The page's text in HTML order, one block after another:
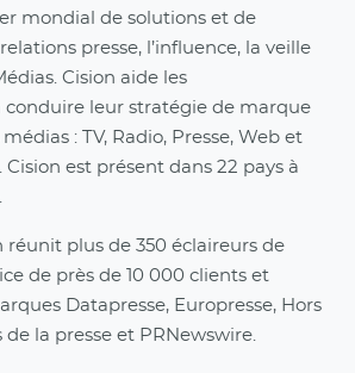
mondial de solutions et de
presse, l’influence, la veille
Cision aide les
leur stratégie de marque
: TV, Radio, Presse, Web et
Cision est présent dans 22 pays à
réunit plus de 350 éclaireurs de
de près de 10 000 clients et
Datapresse, Europresse, Hors
de la presse et PRNewswire.